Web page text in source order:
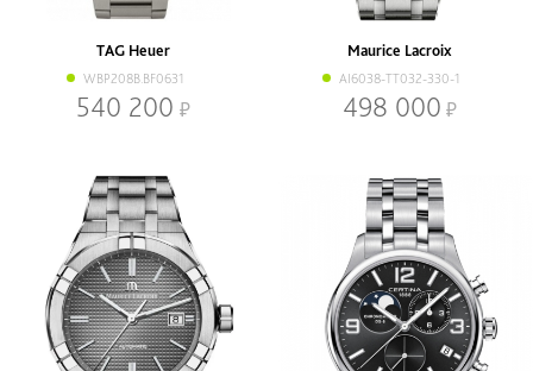
Наличие
В наличии
Со скидкой
Механизм
Кварцевый
Механический
Браслет
Диаметр, мм
TAG Heuer
WBP208B.BF0631
540 200
Maurice Lacroix
AI6038-TT032-330-1
498 000